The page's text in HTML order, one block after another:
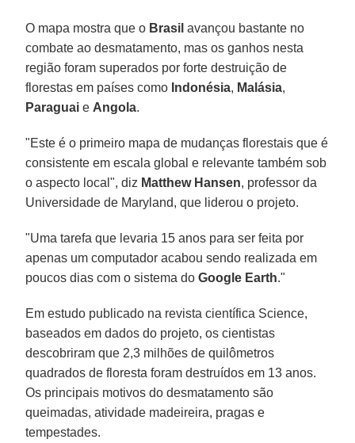
O mapa mostra que o Brasil avançou bastante no
combate ao desmatamento, mas os ganhos nesta
região foram superados por forte destruição de
florestas em países como Indonésia, Malásia,
Paraguai eAngola.
"Este é o primeiro mapa de mudanças florestais que é
consistente em escala global e relevante também sob
o aspecto local", diz Matthew Hansen, professor da
Universidade de Maryland, que liderou o projeto.
"Uma tarefa que levaria 15 anos para ser feita por
apenas um computador acabou sendo realizada em
poucos dias com o sistema doGoogle Earth."
Em estudo publicado na revista científica Science,
baseados em dados do projeto, os cientistas
descobriram que 2,3 milhões de quilômetros
quadrados de floresta foram destruídos em 13 anos.
Os principais motivos do desmatamento são
queimadas, atividade madeireira, pragas e
tempestades.